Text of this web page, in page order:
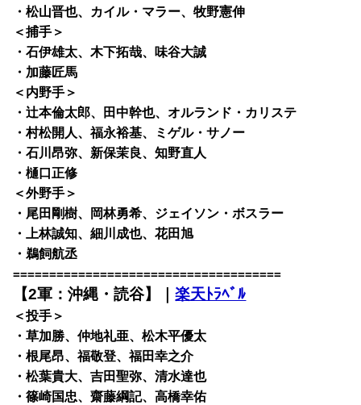
・松山晋也、カイル・マラー、牧野憲伸
＜捕手＞
・石伊雄太、木下拓哉、味谷大誠
・加藤匠馬
＜内野手＞
・辻本倫太郎、田中幹也、オルランド・カリステ
・村松開人、福永裕基、ミゲル・サノー
・石川昂弥、新保茉良、知野直人
・樋口正修
＜外野手＞
・尾田剛樹、岡林勇希、ジェイソン・ボスラー
・上林誠知、細川成也、花田旭
・鵜飼航丞
=====================================
【2軍：沖縄・読谷】｜楽天ﾄﾗﾍﾞﾙ
＜投手＞
・草加勝、仲地礼亜、松木平優太
・根尾昂、福敬登、福田幸之介
・松葉貴大、吉田聖弥、清水達也
・篠崎国忠、齋藤綱記、高橋幸佑